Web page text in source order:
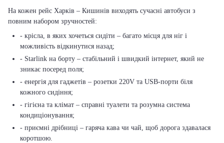
На кожен рейс Харків – Кишинів виходять сучасні автобуси з
повним набором зручностей:
- крісла, в яких хочеться сидіти – багато місця для ніг і
можливість відкинутися назад;
- Starlink на борту – стабільний і швидкий інтернет, який не
зникає посеред поля;
- енергія для гаджетів – розетки 220V та USB-порти біля
кожного сидіння;
- гігієна та клімат – справні туалети та розумна система
кондиціонування;
- приємні дрібниці – гаряча кава чи чай, щоб дорога здавалася
коротшою.